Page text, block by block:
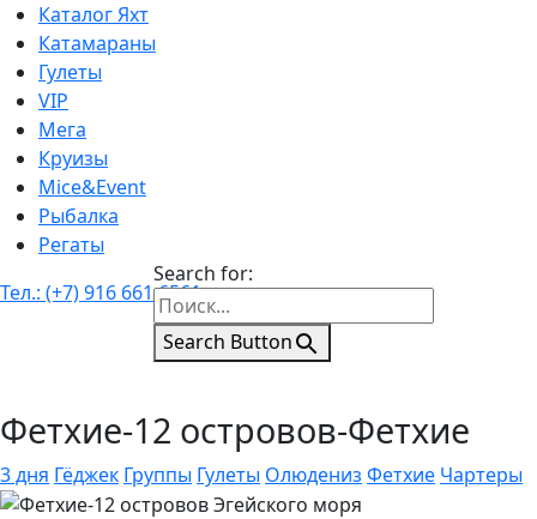
Каталог Яхт
Катамараны
Гулеты
VIP
Мега
Круизы
Mice&Event
Рыбалка
Регаты
Тел.: (+7) 916 661 6561
Search for:
Search Button
Фетхие-12 островов-Фетхие
3 дня Гёджек Группы Гулеты Олюдениз Фетхие Чартеры